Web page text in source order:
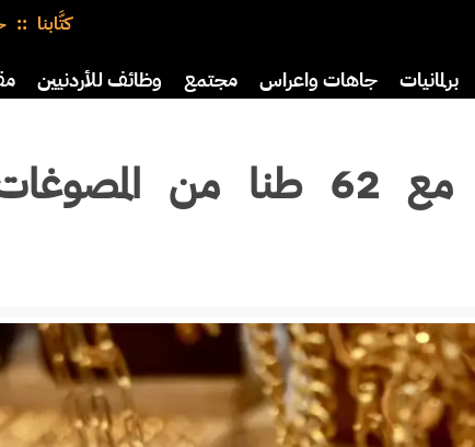
كتَّابنا
برلمانيات جاهات واعراس مجتمع وظائف للأردنيين
المواصفات والمقاييس تتعامل مع 62 طنا من